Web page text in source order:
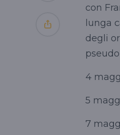
con
lunga
degli
4
5
7